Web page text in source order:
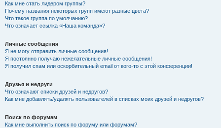
Как мне стать лидером группы?
Почему названия некоторых групп имеют разные цвета?
Что такое группа по умолчанию?
Что означает ссылка «Наша команда»?
Личные сообщения
Я не могу отправить личные сообщения!
Я постоянно получаю нежелательные личные сообщения!
Я получил спам или оскорбительный email от кого-то с этой конференции!
Друзья и недруги
Что означают списки друзей и недругов?
Как мне добавлять/удалять пользователей в списках моих друзей и недругов?
Поиск по форумам
Как мне выполнить поиск по форуму или форумам?